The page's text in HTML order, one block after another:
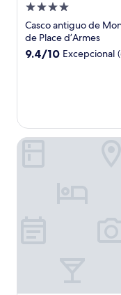
Propiedad
de
4.0
estrellas
Casco antiguo de
de Place d’Armes
9.4
9.4/10 Excepcional
Metcalfe Hotel